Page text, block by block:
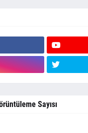
Sayısı